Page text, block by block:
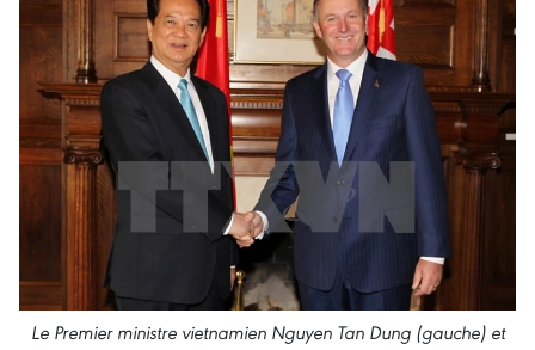
Le Premier ministre vietnamien Nguyen Tan Dung (gauche) et